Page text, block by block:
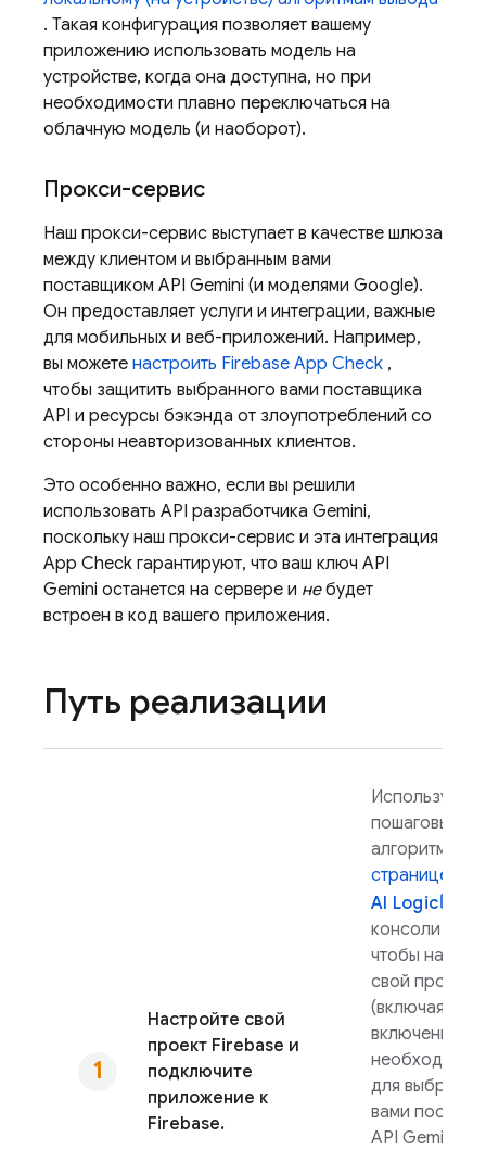
. Такая конфигурация позволяет вашему
приложению использовать модель на
устройстве, когда она доступна, но при
необходимости плавно переключаться на
облачную модель (и наоборот).
Прокси-сервис
Наш прокси-сервис выступает в качестве шлюза
между клиентом и выбранным вами
поставщиком API Gemini (и моделями Google).
Он предоставляет услуги и интеграции, важные
для мобильных и веб-приложений. Например,
вы можете настроить Firebase App Check ,
чтобы защитить выбранного вами поставщика
API и ресурсы бэкэнда от злоупотреблений со
стороны неавторизованных клиентов.
Это особенно важно, если вы решили
использовать API разработчика Gemini,
поскольку наш прокси-сервис и эта интеграция
App Check гарантируют, что ваш ключ API
Gemini останется на сервере и небудет
встроен в код вашего приложения.
Путь реализации
Настройте свой
проект Firebase и
подключите
приложение к
Firebase.
Используйте
пошаговый
алгоритм на
странице
AI Logic
консоли
чтобы
свой проект
(включая
включение
необходимых
для
вами
API Gemini